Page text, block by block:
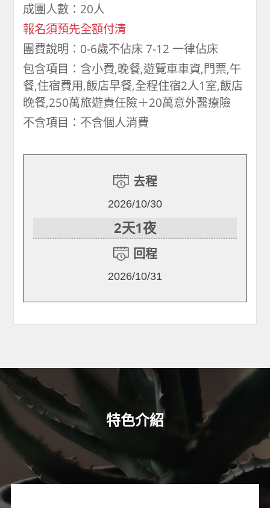
成團人數：20人
報名須預先全額付清
團費說明：0-6歲不佔床 7-12 一律佔床
包含項目：含小費,晚餐,遊覽車車資,門票,午
餐,住宿費用,飯店早餐,全程住宿2人1室,飯店
晚餐,250萬旅遊責任險＋20萬意外醫療險
不含項目：不含個人消費
去程
2026/10/30
2天1夜
回程
2026/10/31
特色介紹